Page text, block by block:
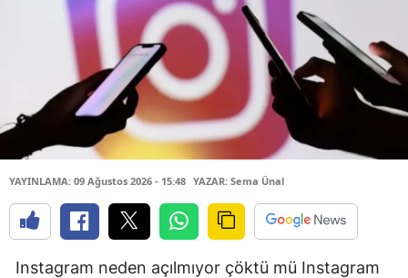
YAYINLAMA: 09 Ağustos 2026 - 15:48 YAZAR: Sema Ünal
Instagram neden açılmıyor çöktü mü Instagram